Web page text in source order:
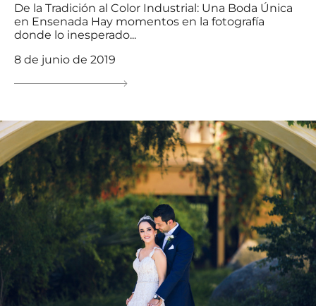
De la Tradición al Color Industrial: Una Boda Única
en Ensenada Hay momentos en la fotografía
donde lo inesperado...
8 de junio de 2019